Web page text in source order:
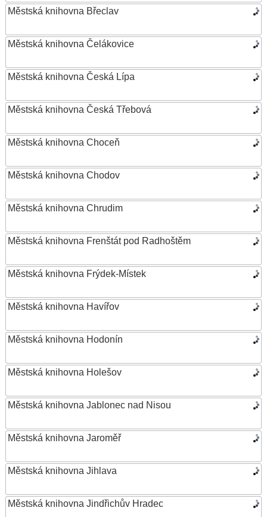
Městská knihovna Břeclav
Městská knihovna Čelákovice
Městská knihovna Česká Lípa
Městská knihovna Česká Třebová
Městská knihovna Choceň
Městská knihovna Chodov
Městská knihovna Chrudim
Městská knihovna Frenštát pod Radhoštěm
Městská knihovna Frýdek-Místek
Městská knihovna Havířov
Městská knihovna Hodonín
Městská knihovna Holešov
Městská knihovna Jablonec nad Nisou
Městská knihovna Jaroměř
Městská knihovna Jihlava
Městská knihovna Jindřichův Hradec